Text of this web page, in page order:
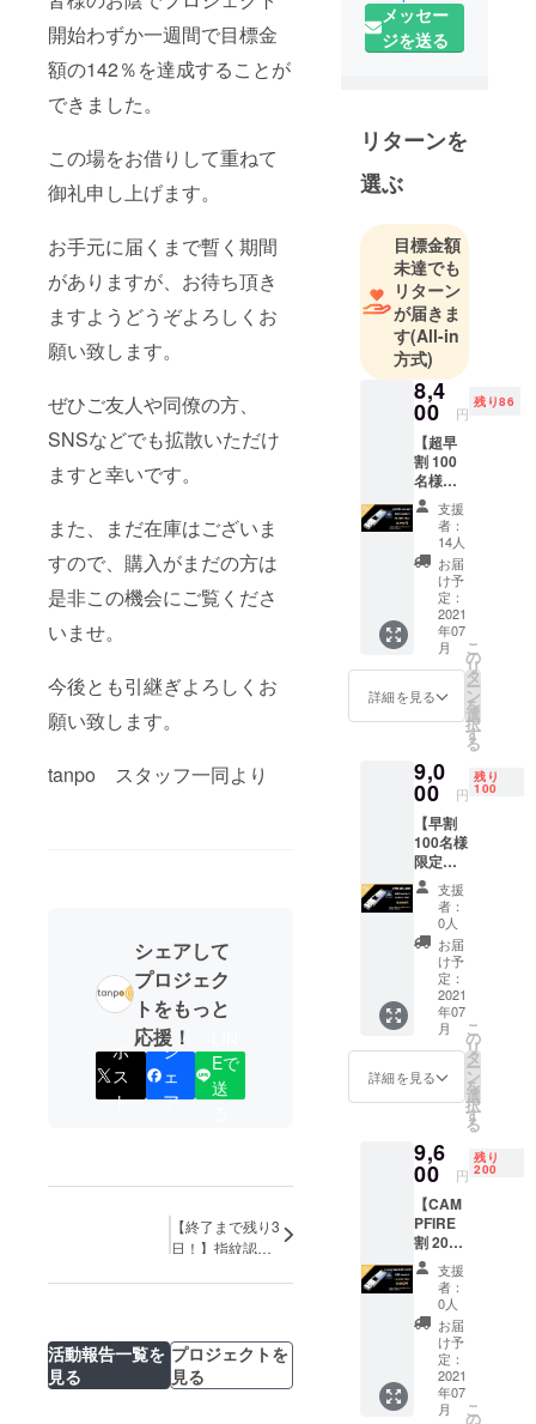
開始わずか一週間で目標金
額の142％を達成することが
できました。
この場をお借りして重ねて
御礼申し上げます。
お手元に届くまで暫く期間
がありますが、お待ち頂き
ますようどうぞよろしくお
願い致します。
ぜひご友人や同僚の方、
SNSなどでも拡散いただけ
ますと幸いです。
また、まだ在庫はございま
すので、購入がまだの方は
是非この機会にご覧くださ
いませ。
今後とも引継ぎよろしくお
願い致します。
tanpo スタッフ一同より
シェアして
プロジェク
トをもっと
応援！
ポ
ス
ト
シ
ェ
ア
Eで
送
【終了まで残り3
日！】指紋認証
活動報告一覧を
見る
プロジェクトを
見る
ンで作業す
ることが増
要なデータ
が入ってい
るUSBメモ
リを紛失。
そのことを
きっかけに
USBセキュ
リティを見
直し、セ
キュリティ
対策のして
あるUSBメ
モリ、
USBtouchを
製作。
メッセー
ジを送る
リターンを
選ぶ
目標金額
未達でも
リターン
が届きま
す(All-in
方式)
8,4
00 円
残り86
【超早
割 100
名様限
定
30％off
USBtou
ch×１
USBtou
ch 1つ
［一般
販売予
定価格
12,000
円］の
30％OF
8,400円
の
USBtou
ch1つ ※
皆様の
応援購
入によ
り量産
効率が
向上し
た場
合、正
規販売
価格が
販売予
定価格
より下
ます。
※デザイ
ン・仕
様は変
更にな
る可能
性もご
ざいま
す。ご
了承く
ださ
い。 ※
ご注文
状況、
使用部
支援
者：
14人
お届
け予
定：
2021
年07
月
詳細を見る
こ
の
リ
タ
ー
ン
を
選
択
す
る
9,0
00 円
残り
100
【早割
100名様
限定
25％off
】
USBtou
ch×１
USBtou
ch 1つ
［一般
販売予
定価格
12,000
円］の
25％OF
Fで
の
USBtou
ch1つ ※
皆様の
応援購
入によ
り量産
効率が
向上し
た場
合、正
規販売
価格が
販売予
定価格
支援
者：
0人
お届
け予
定：
2021
年07
月
詳細を見る
こ
の
リ
タ
ー
ン
を
選
択
す
る
9,6
00 円
残り
200
【CAM
PFIRE
割 200
名様限
定
20％off
】
USBtou
ch×１
USBtou
ch 1つ
［一般
支援
者：
0人
お届
け予
定：
2021
年07
月
こ
の